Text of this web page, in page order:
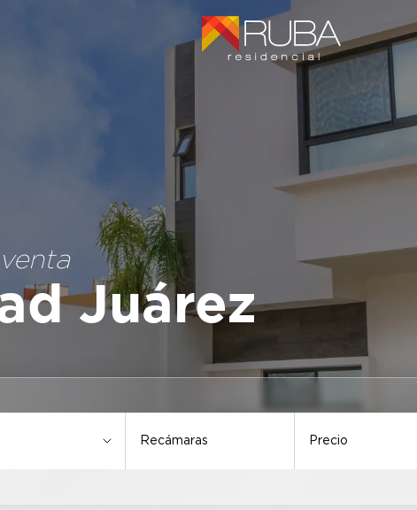
Juárez
Recámaras Precio